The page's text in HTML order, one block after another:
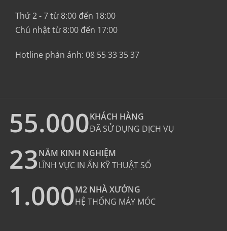
Thứ 2 - 7 từ 8:00 đến 18:00
Chủ nhật từ 8:00 đến 17:00
Hotline phản ánh: 08 55 33 35 37
55.000KHÁCH HÀNG
ĐÃ SỬ DỤNG DỊCH VỤ
23NĂM KINH NGHIỆM
LĨNH VỰC IN ẤN KỸ THUẬT SỐ
1.000M2 NHÀ XƯỞNG
HỆ THỐNG MÁY MÓC